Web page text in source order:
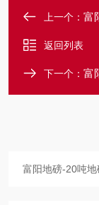
上一个： 富
返回列表
下一个： 富